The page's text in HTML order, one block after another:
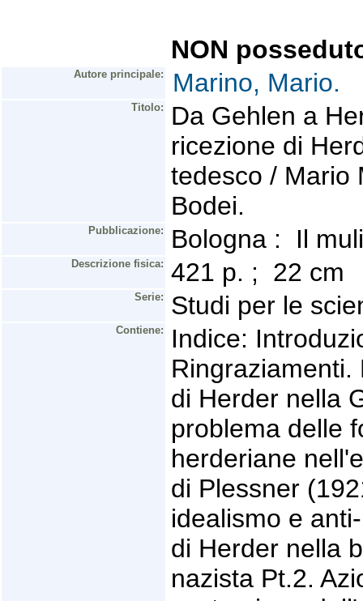
NON
Autore principale: Marino, Mario.
Titolo:
Da Gehlen a
ricezione di
tedesco / Mario
Bodei.
Pubblicazione: Bologna : Il
Descrizione fisica: 421 p. ; 22 cm
Serie: Studi per le
Contiene:
Indice:
di Herder nella
problema delle
herderiane
di Plessner
idealismo e
di Herder nella
nazista Pt.2.